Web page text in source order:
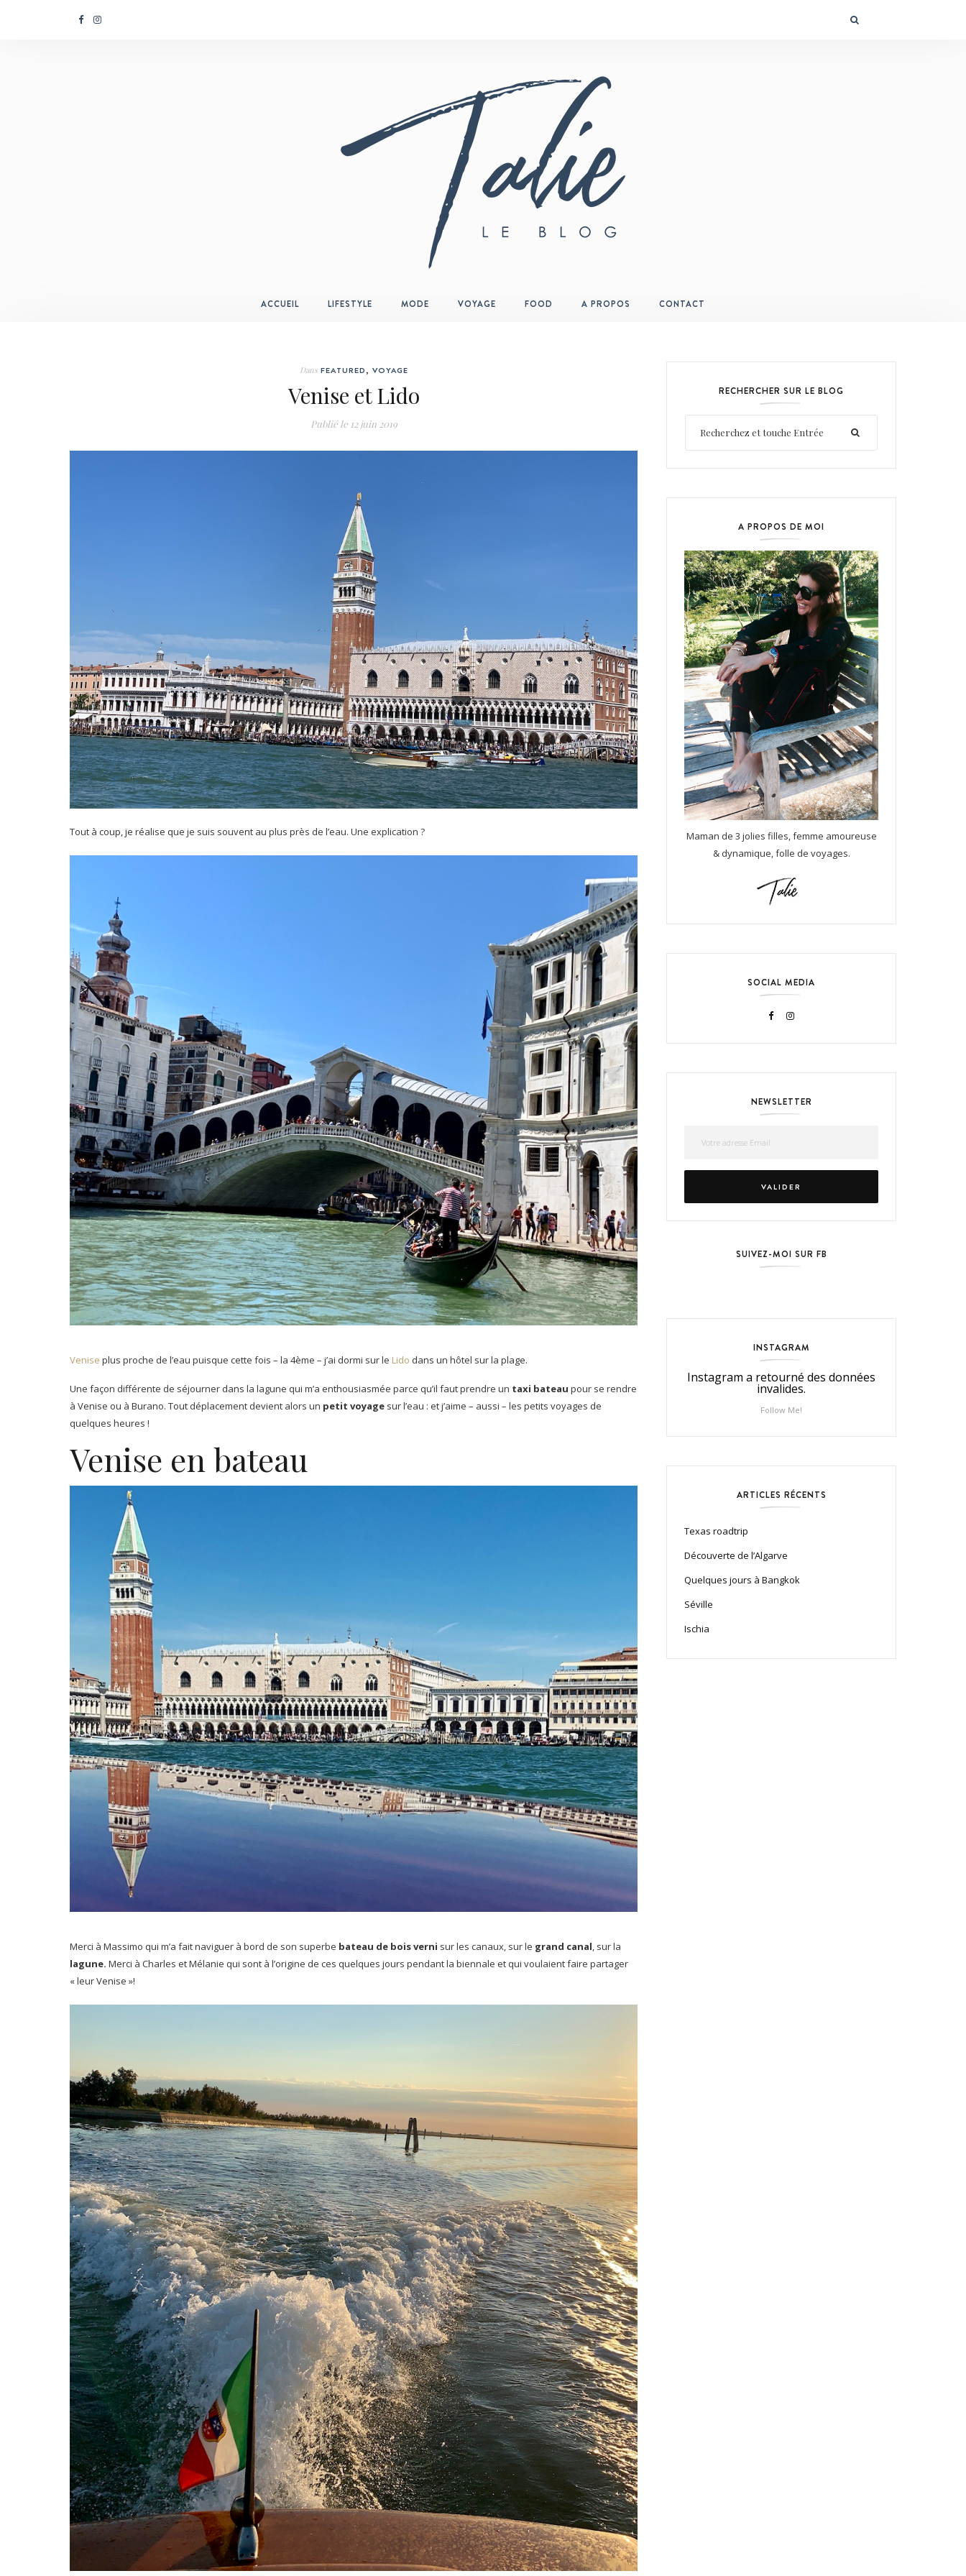
ACCUEIL LIFESTYLE MODE VOYAGE FOOD A PROPOS CONTACT
Dans FEATURED, VOYAGE
Venise et Lido
Publié le12 juin 2019
Tout à coup, je réalise que je suis souvent au plus près de l’eau. Une explication ?
Venise plus proche de l’eau puisque cette fois – la 4ème – j’ai dormi sur le Lido dans un hôtel sur la plage.
Une façon différente de séjourner dans la lagune qui m’a enthousiasmée parce qu’il faut prendre un taxi bateau pour se rendre
à Venise ou à Burano. Tout déplacement devient alors un petit voyage sur l’eau : et j’aime – aussi – les petits voyages de
quelques heures !
Venise en bateau
Merci à Massimo qui m’a fait naviguer à bord de son superbe bateau de bois verni sur les canaux, sur le grand canal, sur la
lagune. Merci à Charles et Mélanie qui sont à l’origine de ces quelques jours pendant la biennale et qui voulaient faire partager
« leur Venise »!
RECHERCHER SUR LE BLOG
A PROPOS DE MOI
Maman de 3 jolies filles, femme amoureuse
& dynamique, folle de voyages.
SOCIAL MEDIA
NEWSLETTER
SUIVEZ-MOI SUR FB
INSTAGRAM
Instagram a retourné des données
invalides.
Follow Me!
ARTICLES RÉCENTS
Texas roadtrip
Découverte de l’Algarve
Quelques jours à Bangkok
Séville
Ischia